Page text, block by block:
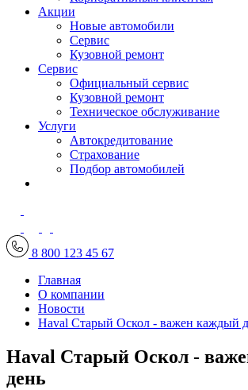
Акции
Новые автомобили
Сервис
Кузовной ремонт
Сервис
Официальный сервис
Кузовной ремонт
Техническое обслуживание
Услуги
Автокредитование
Страхование
Подбор автомобилей
8 800 123 45 67
Главная
О компании
Новости
Haval Старый Оскол - важен каждый
Haval Старый Оскол -
день